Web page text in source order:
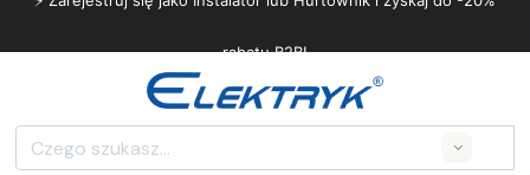
rabatu B2B!